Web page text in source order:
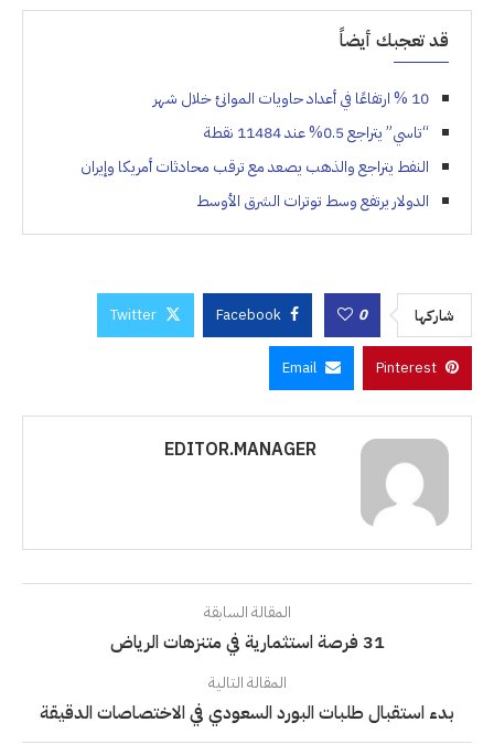
قد تعجبك أيضاً
10 % ارتفاعًا في أعداد حاويات الموانئ خلال شهر
“تاسي” يتراجع 0.5% عند 11484 نقطة
النفط يتراجع والذهب يصعد مع ترقب محادثات أمريكا وإيران
الدولار يرتفع وسط توترات الشرق الأوسط
شاركها 0
Facebook
Twitter
Pinterest
Email
EDITOR.MANAGER
المقالة السابقة
31 فرصة استثمارية في متنزهات الرياض
المقالة التالية
بدء استقبال طلبات البورد السعودي في الاختصاصات الدقيقة